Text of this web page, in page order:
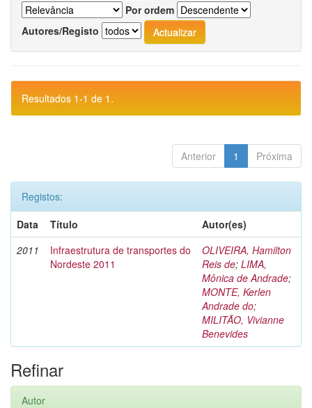
Por ordem
Autores/Registo
Resultados 1-1 de 1.
Anterior 1 Próxima
Registos:
Data
Título
Autor(es)
2011
Infraestrutura de transportes do
Nordeste 2011
OLIVEIRA, Hamilton
Reis de; LIMA,
Mônica de Andrade;
MONTE, Kerlen
Andrade do;
MILITÃO, Vivianne
Benevides
Refinar
Autor